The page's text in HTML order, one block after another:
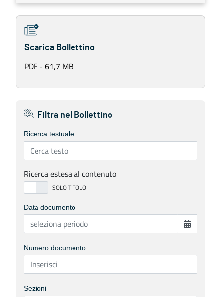
Scarica Bollettino
PDF - 61,7 MB
Filtra nel Bollettino
Ricerca testuale
Ricerca estesa al contenuto
Data documento
Numero documento
Sezioni